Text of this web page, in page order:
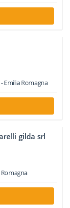
Emilia Romagna
gilda srl
Romagna